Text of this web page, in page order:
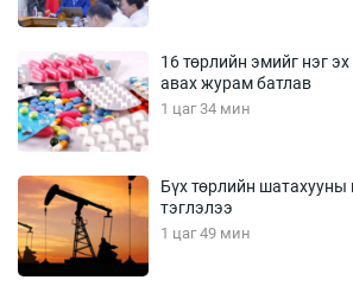
16 төрлийн эмийг нэг
авах журам батлав
1 цаг 34 мин
Бүх төрлийн шатахууны
тэглэлээ
1 цаг 49 мин